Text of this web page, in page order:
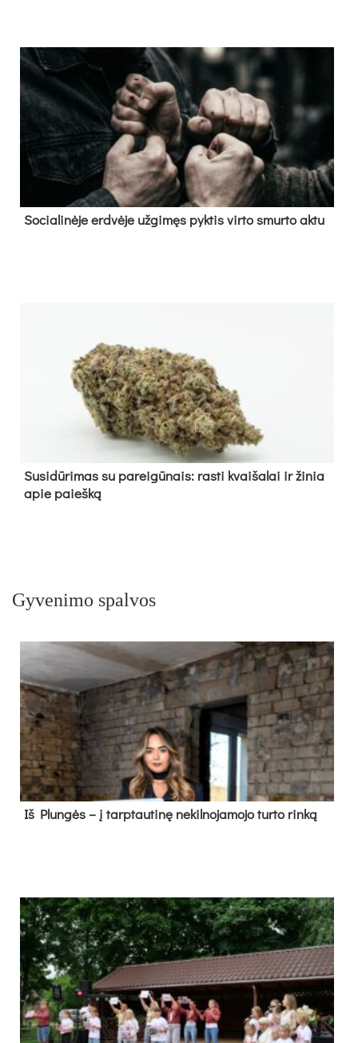
So­cia­li­nė­je erd­vė­je už­gi­męs pyk­tis vir­to smur­to ak­tu
Su­si­dū­ri­mas su pa­rei­gū­nais: ras­ti kvai­ša­lai ir ži­nia
apie paieš­ką
Gyvenimo spalvos
Iš Plungės – į tarptautinę nekilnojamojo turto rinką